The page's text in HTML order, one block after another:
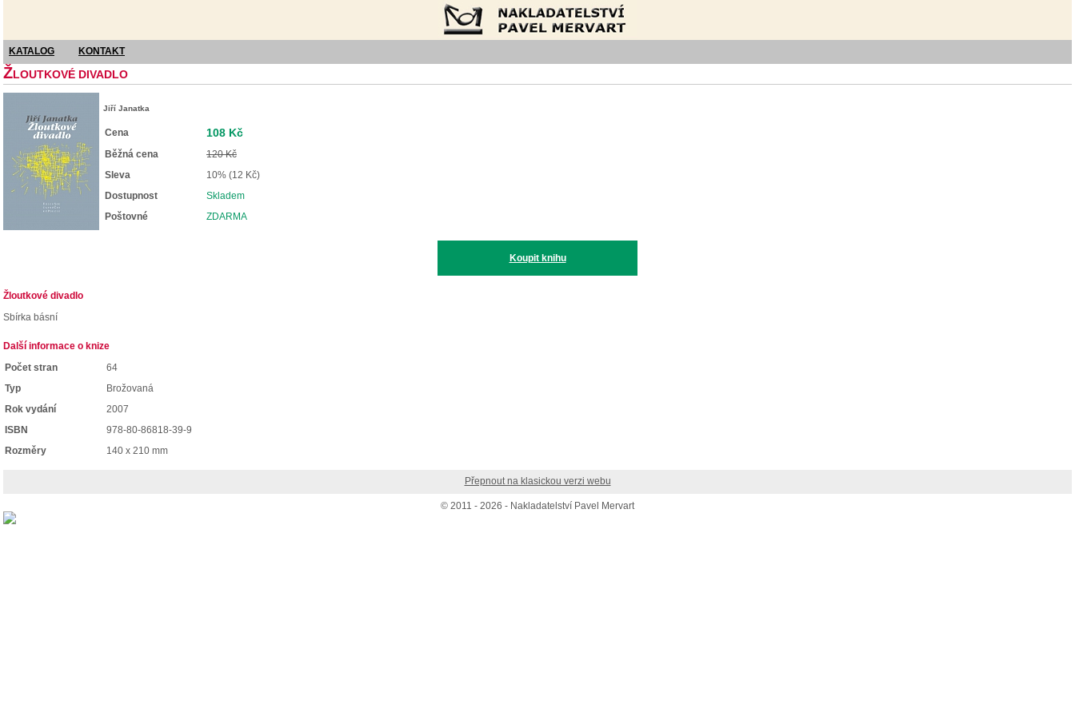
KATALOG KONTAKT
ŽLOUTKOVÉ DIVADLO
Jiří Janatka
Cena 108 Kč
Běžná cena
120 Kč
Sleva
10% (12 Kč)
Dostupnost
Skladem
Poštovné
ZDARMA
Koupit knihu
Žloutkové divadlo
Sbírka básní
Další informace o knize
Počet stran
64
Typ
Brožovaná
Rok vydání
2007
ISBN
978-80-86818-39-9
Rozměry
140 x 210 mm
Přepnout na klasickou verzi webu
© 2011 - 2026 - Nakladatelství Pavel Mervart